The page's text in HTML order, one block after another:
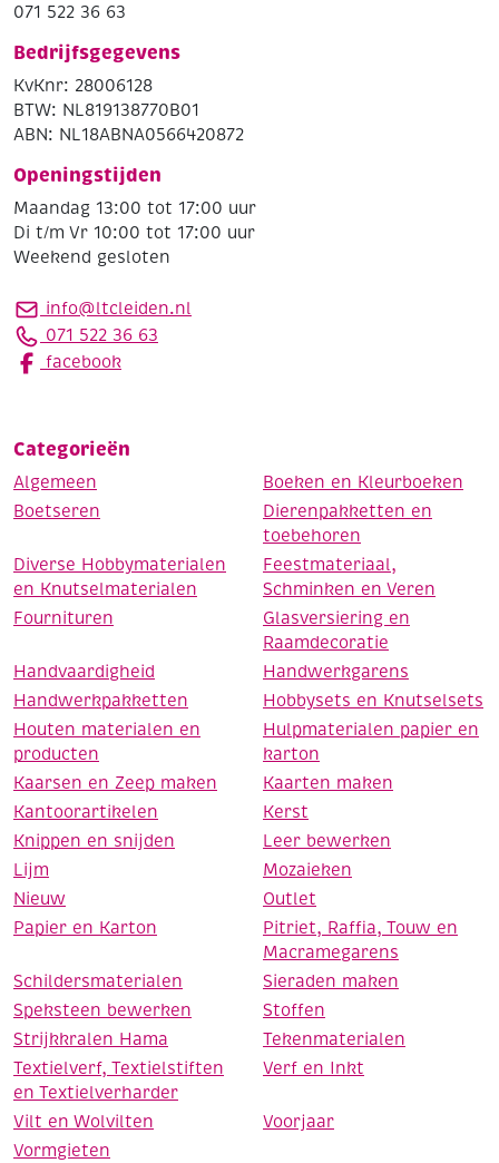
071 522 36 63
Bedrijfsgegevens
KvKnr: 28006128
BTW: NL819138770B01
ABN: NL18ABNA0566420872
Openingstijden
Maandag 13:00 tot 17:00 uur
Di t/m Vr 10:00 tot 17:00 uur
Weekend gesloten
info@ltcleiden.nl
071 522 36 63
facebook
Categorieën
Algemeen
Boeken en Kleurboeken
Boetseren
Dierenpakketten en
toebehoren
Diverse Hobbymaterialen
en Knutselmaterialen
Feestmateriaal,
Schminken en Veren
Fournituren
Glasversiering en
Raamdecoratie
Handvaardigheid
Handwerkgarens
Handwerkpakketten
Hobbysets en Knutselsets
Houten materialen en
producten
Hulpmaterialen papier en
karton
Kaarsen en Zeep maken
Kaarten maken
Kantoorartikelen
Kerst
Knippen en snijden
Leer bewerken
Lijm
Mozaieken
Nieuw
Outlet
Papier en Karton
Pitriet, Raffia, Touw en
Macramegarens
Schildersmaterialen
Sieraden maken
Speksteen bewerken
Stoffen
Strijkkralen Hama
Tekenmaterialen
Textielverf, Textielstiften
en Textielverharder
Verf en Inkt
Vilt en Wolvilten
Voorjaar
Vormgieten